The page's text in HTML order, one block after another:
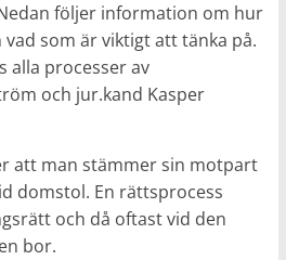
följer information om hur
som är viktigt att tänka på.
alla processer av
och jur.kand Kasper
att man stämmer sin motpart
domstol. En rättsprocess
och då oftast vid den
bor.